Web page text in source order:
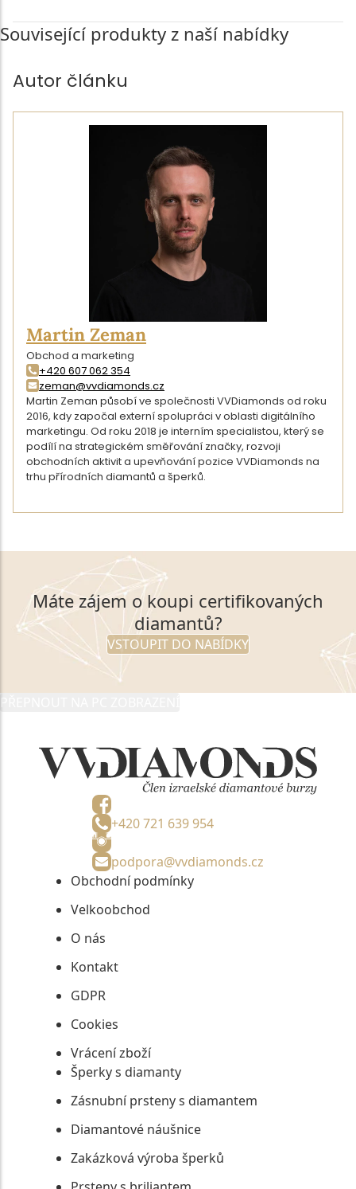
Související produkty z naší nabídky
Autor článku
Martin Zeman
Obchod a marketing
+420 607 062 354
zeman@vvdiamonds.cz
Martin Zeman působí ve společnosti VVDiamonds od roku
2016, kdy započal externí spolupráci v oblasti digitálního
marketingu. Od roku 2018 je interním specialistou, který se
podílí na strategickém směřování značky, rozvoji
obchodních aktivit a upevňování pozice VVDiamonds na
trhu přírodních diamantů a šperků.
Máte zájem o koupi certifikovaných
diamantů?
VSTOUPIT DO NABÍDKY
+420 721 639 954
podpora@vvdiamonds.cz
Obchodní podmínky
Velkoobchod
O nás
Kontakt
GDPR
Cookies
Vrácení zboží
Šperky s diamanty
Zásnubní prsteny s diamantem
Diamantové náušnice
Zakázková výroba šperků